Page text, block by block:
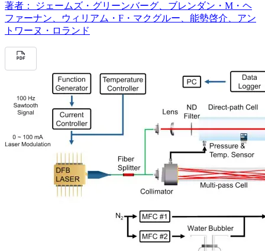
著者：
ジェームズ・グリーンバーグ、ブレンダン・M・ヘ
ファーナン、ウィリアム・F・マクグルー、能勢啓介、アン
トワーヌ・ロランド